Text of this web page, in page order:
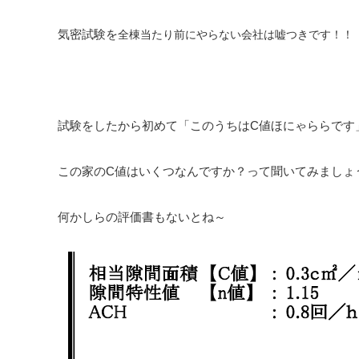
気密試験を全棟当たり前にやらない会社は嘘つきです！！
試験をしたから初めて「このうちはC値ほにゃららで
この家のC値はいくつなんですか？って聞いてみましょ
何かしらの評価書もないとね～